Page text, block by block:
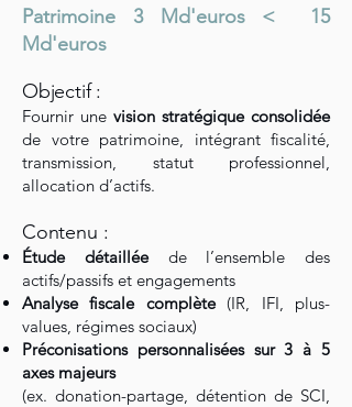
Patrimoine 3 Md'euros < 15
Md'euros
Objectif :
Fournir une vision stratégique consolidée
de votre patrimoine, intégrant fiscalité,
transmission, statut professionnel,
allocation d’actifs.
Contenu :
Étude détailléede l’ensemble des
actifs/passifs et engagements
Analyse fiscale complète(IR, IFI, plus-
values, régimes sociaux)
Préconisations personnalisées sur 3 à 5
axes majeurs
(ex. donation-partage, détention de SCI,